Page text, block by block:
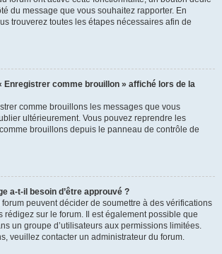
du message que vous souhaitez rapporter. En
trouverez toutes les étapes nécessaires afin de
Enregistrer comme brouillon » affiché lors de la
comme brouillons les messages que vous
ultérieurement. Vous pouvez reprendre les
brouillons depuis le panneau de contrôle de
a-t-il besoin d’être approuvé ?
peuvent décider de soumettre à des vérifications
rédigez sur le forum. Il est également possible que
un groupe d’utilisateurs aux permissions limitées.
veuillez contacter un administrateur du forum.